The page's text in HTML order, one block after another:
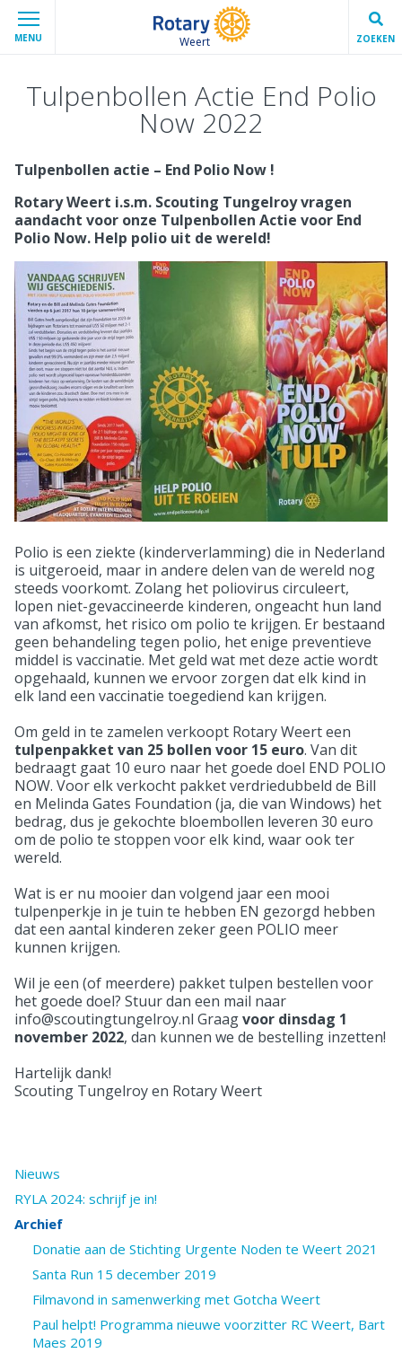
MENU Weert ZOEKEN
Tulpenbollen Actie End Polio
Now 2022
Tulpenbollen actie – End Polio Now !
Rotary Weert i.s.m. Scouting Tungelroy vragen
aandacht voor onze Tulpenbollen Actie voor End
Polio Now. Help polio uit de wereld!
Polio is een ziekte (kinderverlamming) die in Nederland
is uitgeroeid, maar in andere delen van de wereld nog
steeds voorkomt. Zolang het poliovirus circuleert,
lopen niet-gevaccineerde kinderen, ongeacht hun land
van afkomst, het risico om polio te krijgen. Er bestaand
geen behandeling tegen polio, het enige preventieve
middel is vaccinatie. Met geld wat met deze actie wordt
opgehaald, kunnen we ervoor zorgen dat elk kind in
elk land een vaccinatie toegediend kan krijgen.
Om geld in te zamelen verkoopt Rotary Weert een
tulpenpakket van 25 bollen voor 15 euro. Van dit
bedraagt gaat 10 euro naar het goede doel END POLIO
NOW. Voor elk verkocht pakket verdriedubbeld de Bill
en Melinda Gates Foundation (ja, die van Windows) het
bedrag, dus je gekochte bloembollen leveren 30 euro
om de polio te stoppen voor elk kind, waar ook ter
wereld.
Wat is er nu mooier dan volgend jaar een mooi
tulpenperkje in je tuin te hebben EN gezorgd hebben
dat een aantal kinderen zeker geen POLIO meer
kunnen krijgen.
Wil je een (of meerdere) pakket tulpen bestellen voor
het goede doel? Stuur dan een mail naar
info@scoutingtungelroy.nl Graagvoor dinsdag 1
november 2022, dan kunnen we de bestelling inzetten!
Hartelijk dank!
Scouting Tungelroy en Rotary Weert
Nieuws
RYLA 2024: schrijf je in!
Archief
Donatie aan de Stichting Urgente Noden te Weert 2021
Santa Run 15 december 2019
Filmavond in samenwerking met Gotcha Weert
Paul helpt! Programma nieuwe voorzitter RC Weert, Bart
Maes 2019